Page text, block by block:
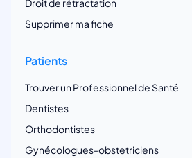
Droit de rétractation
Supprimer ma fiche
Patients
Trouver un Professionnel de Santé
Dentistes
Orthodontistes
Gynécologues-obstetriciens